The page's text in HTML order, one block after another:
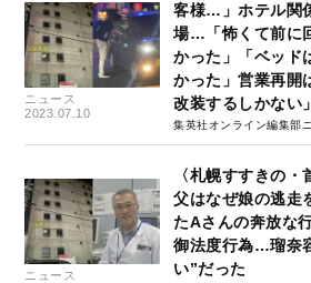
ニュース
2023.07.10
客様…」ホテル関
場…「怖くて前に
かった」「ベッド
かった」営業再開
改装するしかない」
集英社オンライン編集部
ニュース
〈札幌すすきの
父はなぜ娘の逃走
たAさんの奔放な
御法度行為…瑠奈
い”だった